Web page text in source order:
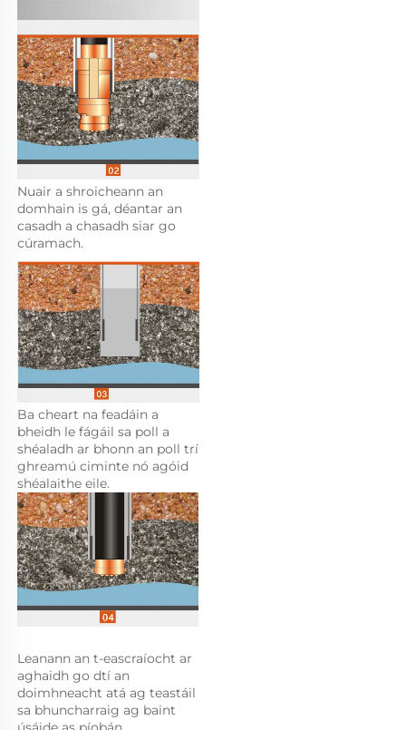
Nuair a shroicheann an
domhain is gá, déantar an
casadh a chasadh siar go
cúramach.
Ba cheart na feadáin a
bheidh le fágáil sa poll a
shéaladh ar bhonn an poll trí
ghreamú ciminte nó agóid
shéalaithe eile.
Leanann an t-eascraíocht ar
aghaidh go dtí an
doimhneacht atá ag teastáil
sa bhuncharraig ag baint